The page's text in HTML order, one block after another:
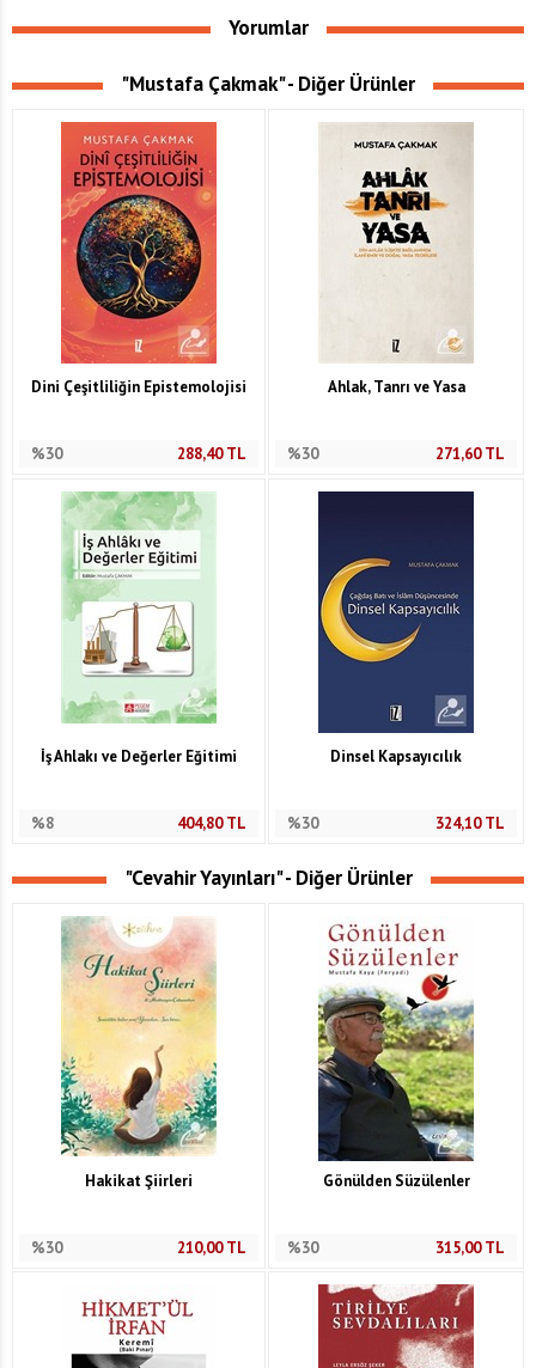
Yorumlar
"Mustafa Çakmak" - Diğer Ürünler
Dini Çeşitliliğin Epistemolojisi
%30 288,40TL
Ahlak, Tanrı ve Yasa
%30 271,60TL
İş Ahlakı ve Değerler Eğitimi
%8 404,80TL
Dinsel Kapsayıcılık
%30 324,10TL
"Cevahir Yayınları" - Diğer Ürünler
Hakikat Şiirleri
%30 210,00TL
Gönülden Süzülenler
%30 315,00TL